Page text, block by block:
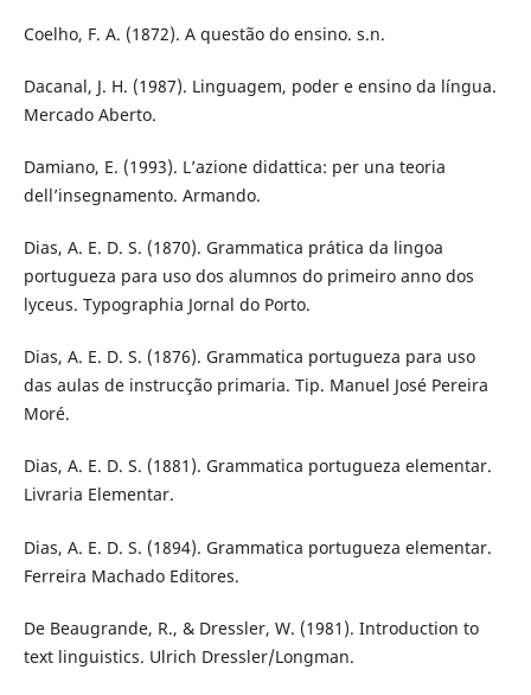
Coelho, F. A. (1872). A questão do ensino. s.n.
Dacanal, J. H. (1987). Linguagem, poder e ensino da língua.
Mercado Aberto.
Damiano, E. (1993). L’azione didattica: per una teoria
dell’insegnamento. Armando.
Dias, A. E. D. S. (1870). Grammatica prática da lingoa
portugueza para uso dos alumnos do primeiro anno dos
lyceus. Typographia Jornal do Porto.
Dias, A. E. D. S. (1876). Grammatica portugueza para uso
das aulas de instrucção primaria. Tip. Manuel José Pereira
Moré.
Dias, A. E. D. S. (1881). Grammatica portugueza elementar.
Livraria Elementar.
Dias, A. E. D. S. (1894). Grammatica portugueza elementar.
Ferreira Machado Editores.
De Beaugrande, R., & Dressler, W. (1981). Introduction to
text linguistics. Ulrich Dressler/Longman.